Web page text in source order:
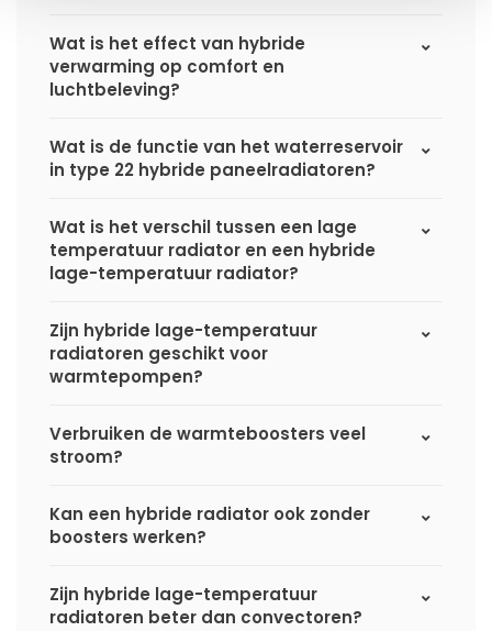
Wat is het effect van hybride
verwarming op comfort en
luchtbeleving?
Wat is de functie van het waterreservoir
in type 22 hybride paneelradiatoren?
Wat is het verschil tussen een lage
temperatuur radiator en een hybride
lage-temperatuur radiator?
Zijn hybride lage-temperatuur
radiatoren geschikt voor
warmtepompen?
Verbruiken de warmteboosters veel
stroom?
Kan een hybride radiator ook zonder
boosters werken?
Zijn hybride lage-temperatuur
radiatoren beter dan convectoren?